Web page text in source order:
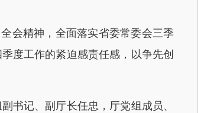
会精神，全面落实省委常委会三季
度工作的紧迫感责任感，以争先创
记、副厅长任忠，厅党组成员、